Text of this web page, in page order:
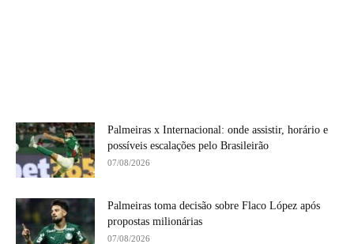
Palmeiras x Internacional: onde assistir, horário e
possíveis escalações pelo Brasileirão
07/08/2026
Palmeiras toma decisão sobre Flaco López após
propostas milionárias
07/08/2026